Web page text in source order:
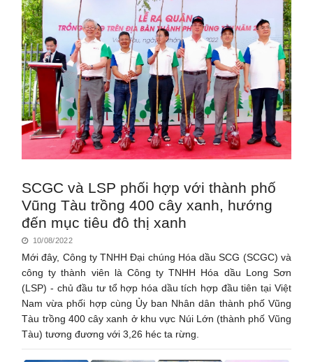
SCGC và LSP phối hợp với thành phố
Vũng Tàu trồng 400 cây xanh, hướng
đến mục tiêu đô thị xanh
10/08/2022
Mới đây, Công ty TNHH Đại chúng Hóa dầu SCG (SCGC) và
công ty thành viên là Công ty TNHH Hóa dầu Long Sơn
(LSP) - chủ đầu tư tổ hợp hóa dầu tích hợp đầu tiên tại Việt
Nam vừa phối hợp cùng Ủy ban Nhân dân thành phố Vũng
Tàu trồng 400 cây xanh ở khu vực Núi Lớn (thành phố Vũng
Tàu) tương đương với 3,26 héc ta rừng.